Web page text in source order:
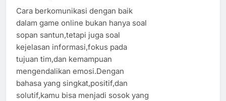
Cara berkomunikasi dengan baik
dalam game online bukan hanya soal
sopan santun,tetapi juga soal
kejelasan informasi,fokus pada
tujuan tim,dan kemampuan
mengendalikan emosi.Dengan
bahasa yang singkat,positif,dan
solutif,kamu bisa menjadi sosok yang